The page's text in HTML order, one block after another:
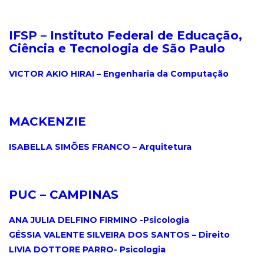
IFSP – Instituto Federal de Educação,
Ciência e Tecnologia de São Paulo
VICTOR AKIO HIRAI – Engenharia da Computação
MACKENZIE
ISABELLA SIMÕES FRANCO – Arquitetura
PUC – CAMPINAS
ANA JULIA DELFINO FIRMINO -Psicologia
GÉSSIA VALENTE SILVEIRA DOS SANTOS – Direito
LIVIA DOTTORE PARRO- Psicologia